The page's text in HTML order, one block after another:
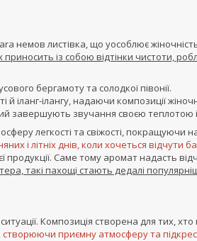
немов листівка, що уособлює
приносить із собою відтінки чистоти,
бергамоту та солодкої півонії.
й іланг-ілангу, надаючи композиції
завершують звучання своєю теплотою
легкості та свіжості, покращуючи
і літніх днів, коли хочеться відчути
Саме тому аромат надасть
такі пахощі стають дедалі
Композиція створена для тих, хто
приємну атмосферу та